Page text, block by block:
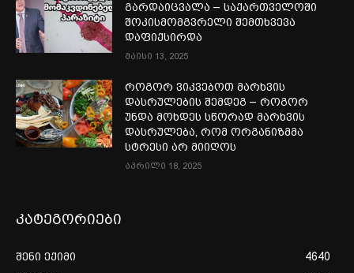
გარდაიცვალა – საქართველოში
შოკისმომგვრელი შემთხვევა
დაფიქსირდა
მაისი 13, 2025
როგორ ვიკვებოთ მარხვის
დასრულების შემდეგ – როგორ
უნდა მოხდეს სწორად მარხვის
დასრულება, რომ ორგანიზმმა
სტრესი არ მიიღოს
აპრილი 18, 2025
კატეგორიები
შენი ექიმი
4640